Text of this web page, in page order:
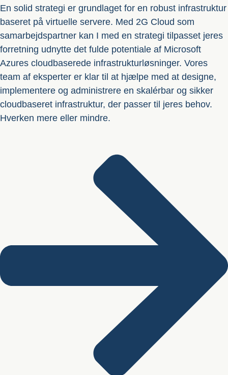
En solid strategi er grundlaget for en robust infrastruktur
baseret på virtuelle servere. Med 2G Cloud som
samarbejdspartner kan I med en strategi tilpasset jeres
forretning udnytte det fulde potentiale af Microsoft
Azures cloudbaserede infrastrukturløsninger. Vores
team af eksperter er klar til at hjælpe med at designe,
implementere og administrere en skalérbar og sikker
cloudbaseret infrastruktur, der passer til jeres behov.
Hverken mere eller mindre.